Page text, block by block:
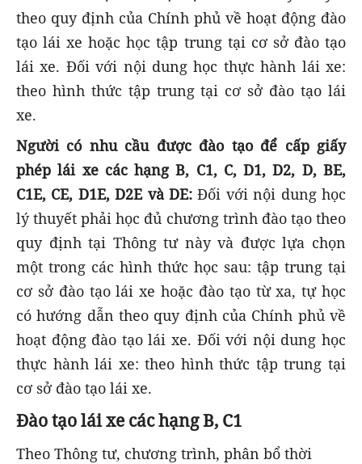
theo quy định của Chính phủ về hoạt động đào
tạo lái xe hoặc học tập trung tại cơ sở đào tạo
lái xe. Đối với nội dung học thực hành lái xe:
theo hình thức tập trung tại cơ sở đào tạo lái
xe.
Người có nhu cầu được đào tạo để cấp giấy
phép lái xe các hạng B, C1, C, D1, D2, D, BE,
C1E, CE, D1E, D2E và DE: Đối với nội dung học
lý thuyết phải học đủ chương trình đào tạo theo
quy định tại Thông tư này và được lựa chọn
một trong các hình thức học sau: tập trung tại
cơ sở đào tạo lái xe hoặc đào tạo từ xa, tự học
có hướng dẫn theo quy định của Chính phủ về
hoạt động đào tạo lái xe. Đối với nội dung học
thực hành lái xe: theo hình thức tập trung tại
cơ sở đào tạo lái xe.
Đào tạo lái xe các hạng B, C1
Theo Thông tư, chương trình, phân bổ thời